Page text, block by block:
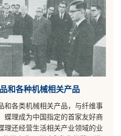
和各种机械相关产品
和各类机械相关产品，与纤维事
蝶理成为中国指定的首家友好商
理还经营生活相关产业领域的业